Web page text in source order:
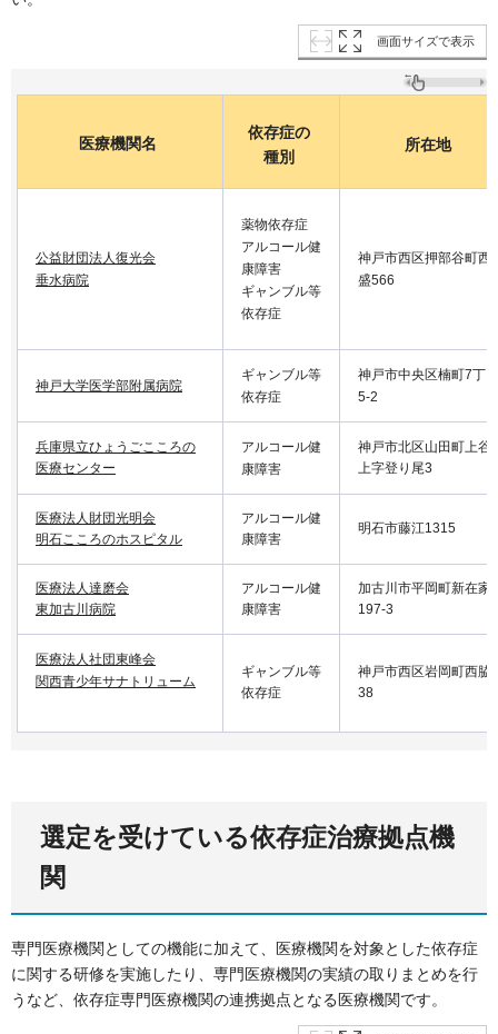
画面サイズで表示
医療機関名
依存症の
種別
所在地
公益財団法人復光会
垂水病院
薬物依存症
アルコール健
康障害
ギャンブル等
依存症
神戸市西区押部谷町西
盛566
神戸大学医学部附属病院
ギャンブル等
依存症
神戸市中央区楠町7丁目
5-2
兵庫県立ひょうごこころの
医療センター
アルコール健
康障害
神戸市北区山田町上谷
上字登り尾3
医療法人財団光明会
明石こころのホスピタル
アルコール健
康障害
明石市藤江1315
医療法人達磨会
東加古川病院
アルコール健
康障害
加古川市平岡町新在家1
197-3
医療法人社団東峰会
関西青少年サナトリューム
ギャンブル等
依存症
神戸市西区岩岡町西脇8
38
選定を受けている依存症治療拠点機
関
専門医療機関としての機能に加えて、医療機関を対象とした依存症
に関する研修を実施したり、専門医療機関の実績の取りまとめを行
うなど、依存症専門医療機関の連携拠点となる医療機関です。